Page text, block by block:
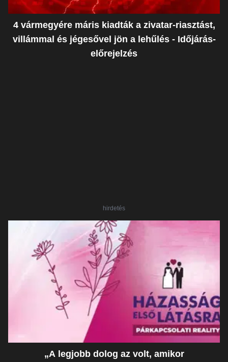
4 vármegyére máris kiadták a zivatar-riasztást,
villámmal és jégesővel jön a lehűlés - Időjárás-
előrejelzés
hirdetés
„A legjobb dolog az volt, amikor